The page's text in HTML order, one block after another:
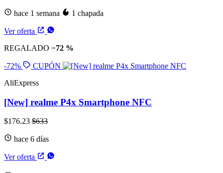
hace 1 semana 1 chapada
Ver oferta
REGALADO −72 %
-72%
CUPÓN
AliExpress
[New] realme P4x Smartphone NFC
$176.23 $633
hace 6 días
Ver oferta